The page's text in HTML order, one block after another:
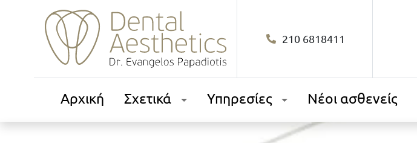
210 6818411
Αρχική Σχετικά Υπηρεσίες Νέοι ασθενείς